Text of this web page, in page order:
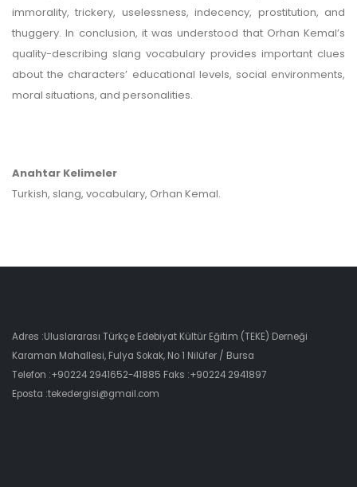
immorality, trickery, uselessness, indecency, prostitution, and
thuggery. In conclusion, it was understood that Orhan Kemal’s
quality-describing slang vocabulary provides important clues
about the characters’ educational levels, social environments,
moral situations, and personalities.
Anahtar Kelimeler
Turkish, slang, vocabulary, Orhan Kemal.
Adres :Uluslararası Türkçe Edebiyat Kültür Eğitim (TEKE) Derneği
Karaman Mahallesi, Fulya Sokak, No 1 Nilüfer / Bursa
Telefon :+90224 2941652-41885 Faks :+90224 2941897
Eposta :tekedergisi@gmail.com